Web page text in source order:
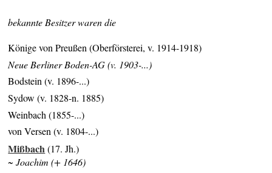
bekannte Besitzer waren die
Könige von Preußen (Oberförsterei, v. 1914-1918)
Neue Berliner Boden-AG(v. 1903-...)
Bodstein (v. 1896-...)
Sydow (v. 1828-n. 1885)
Weinbach (1855-...)
von Versen (v. 1804-...)
Mißbach(17. Jh.)
~ Joachim (+ 1646)